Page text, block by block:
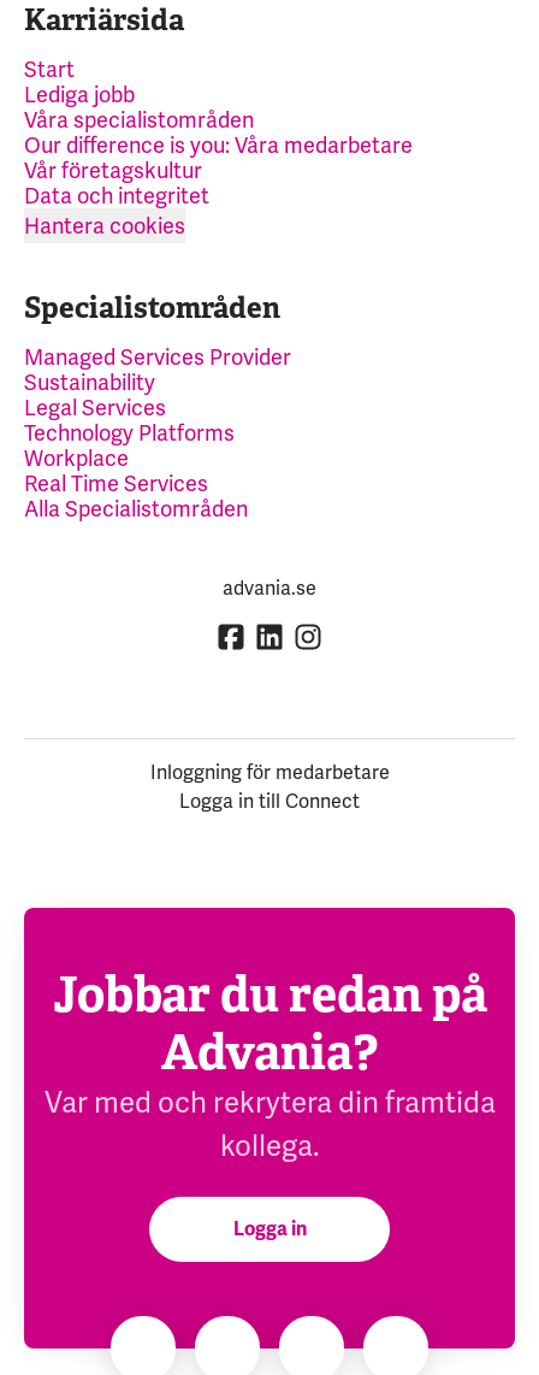
Karriärsida
Start
Lediga jobb
Våra specialistområden
Our difference is you: Våra medarbetare
Vår företagskultur
Data och integritet
Hantera cookies
Specialistområden
Managed Services Provider
Sustainability
Legal Services
Technology Platforms
Workplace
Real Time Services
Alla Specialistområden
advania.se
Inloggning för medarbetare
Logga in till Connect
Jobbar du redan på
Advania?
Var med och rekrytera din framtida
kollega.
Logga in